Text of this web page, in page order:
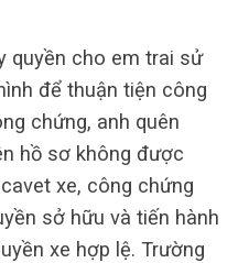
quyền cho em trai sử
để thuận tiện công
chứng, anh quên
hồ sơ không được
xe, công chứng
sở hữu và tiến hành
xe hợp lệ. Trường